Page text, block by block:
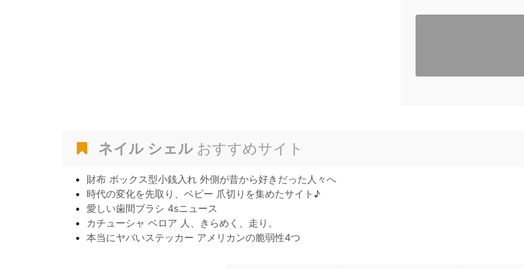
ネイル シェル おすすめサイト
財布 ボックス型小銭入れ 外側が昔から好きだった人々へ
時代の変化を先取り、ベビー 爪切りを集めたサイト♪
愛しい歯間ブラシ 4sニュース
カチューシャ ベロア 人、きらめく、走り。
本当にヤバいステッカー アメリカンの脆弱性4つ